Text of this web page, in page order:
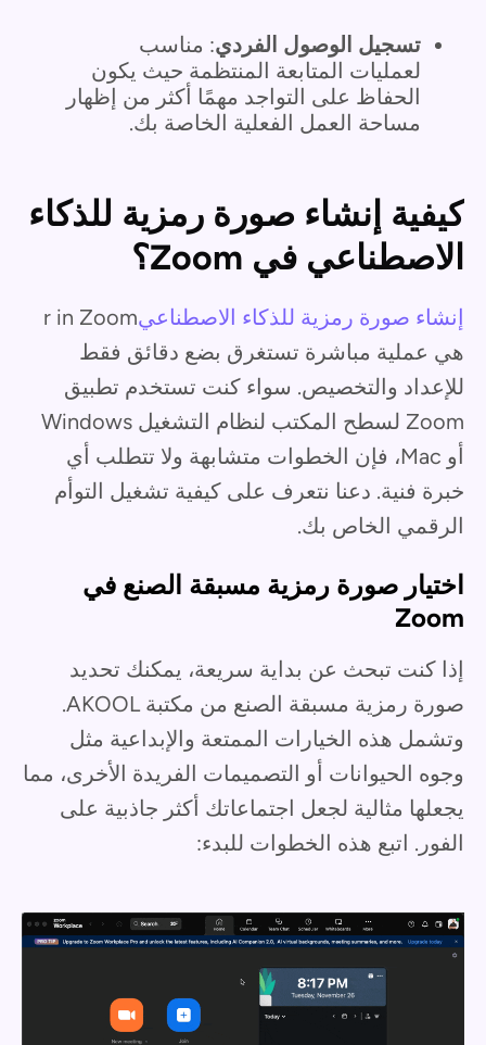
تسجيل الوصول الفردي: مناسب
لعمليات المتابعة المنتظمة حيث يكون
الحفاظ على التواجد مهمًا أكثر من إظهار
مساحة العمل الفعلية الخاصة بك.
كيفية إنشاء صورة رمزية للذكاء
الاصطناعي في Zoom؟
إنشاء صورة رمزية للذكاء الاصطناعيr in Zoom
هي عملية مباشرة تستغرق بضع دقائق فقط
للإعداد والتخصيص. سواء كنت تستخدم تطبيق
Zoom لسطح المكتب لنظام التشغيل Windows
أو Mac، فإن الخطوات متشابهة ولا تتطلب أي
خبرة فنية. دعنا نتعرف على كيفية تشغيل التوأم
الرقمي الخاص بك.
اختيار صورة رمزية مسبقة الصنع في
Zoom
إذا كنت تبحث عن بداية سريعة، يمكنك تحديد
صورة رمزية مسبقة الصنع من مكتبة AKOOL.
وتشمل هذه الخيارات الممتعة والإبداعية مثل
وجوه الحيوانات أو التصميمات الفريدة الأخرى، مما
يجعلها مثالية لجعل اجتماعاتك أكثر جاذبية على
الفور. اتبع هذه الخطوات للبدء: